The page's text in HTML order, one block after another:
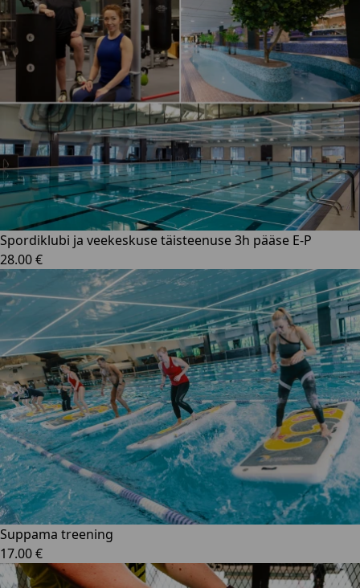
Spordiklubi ja veekeskuse täisteenuse 3h pääse E-P
28.00 €
Suppama treening
17.00 €